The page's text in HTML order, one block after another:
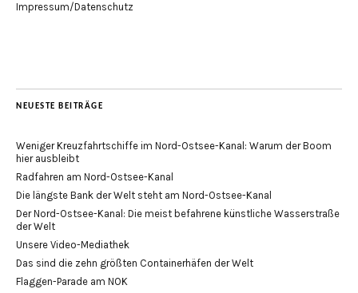
Impressum/Datenschutz
NEUESTE BEITRÄGE
Weniger Kreuzfahrtschiffe im Nord-Ostsee-Kanal: Warum der Boom
hier ausbleibt
Radfahren am Nord-Ostsee-Kanal
Die längste Bank der Welt steht am Nord-Ostsee-Kanal
Der Nord-Ostsee-Kanal: Die meist befahrene künstliche Wasserstraße
der Welt
Unsere Video-Mediathek
Das sind die zehn größten Containerhäfen der Welt
Flaggen-Parade am NOK